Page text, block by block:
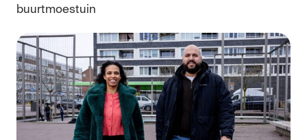
buurtmoestuin